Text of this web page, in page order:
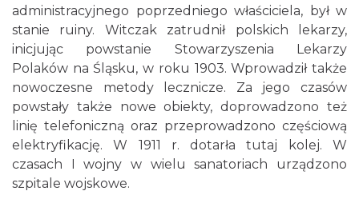
administracyjnego poprzedniego właściciela, był w
stanie ruiny. Witczak zatrudnił polskich lekarzy,
inicjując powstanie Stowarzyszenia Lekarzy
Polaków na Śląsku, w roku 1903. Wprowadził także
nowoczesne metody lecznicze. Za jego czasów
powstały także nowe obiekty, doprowadzono też
linię telefoniczną oraz przeprowadzono częściową
elektryfikację. W 1911 r. dotarła tutaj kolej. W
czasach I wojny w wielu sanatoriach urządzono
szpitale wojskowe.